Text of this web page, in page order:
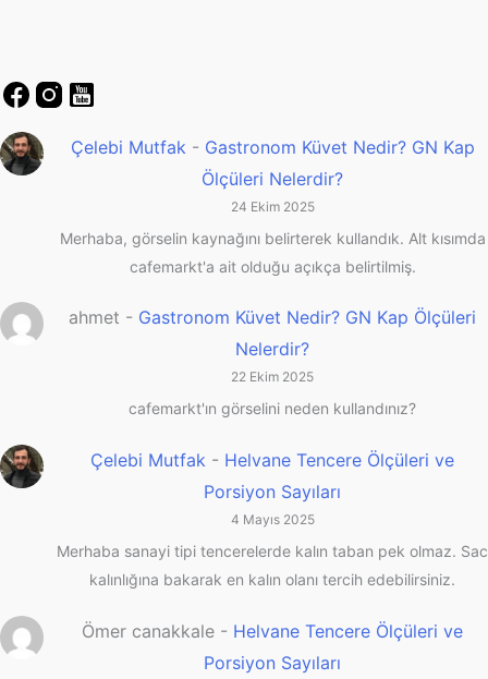
Çelebi Mutfak - Gastronom Küvet Nedir? GN Kap
Ölçüleri Nelerdir?
24 Ekim 2025
Merhaba, görselin kaynağını belirterek kullandık. Alt kısımda
cafemarkt'a ait olduğu açıkça belirtilmiş.
ahmet - Gastronom Küvet Nedir? GN Kap Ölçüleri
Nelerdir?
22 Ekim 2025
cafemarkt'ın görselini neden kullandınız?
Çelebi Mutfak - Helvane Tencere Ölçüleri ve
Porsiyon Sayıları
4 Mayıs 2025
Merhaba sanayi tipi tencerelerde kalın taban pek olmaz. Sac
kalınlığına bakarak en kalın olanı tercih edebilirsiniz.
Ömer canakkale - Helvane Tencere Ölçüleri ve
Porsiyon Sayıları